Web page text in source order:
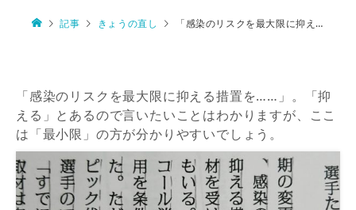
記事 きょうの直し 「感染のリスクを最大限に抑える」
「感染のリスクを最大限に抑える措置を……」。「抑
える」とあるので言いたいことはわかりますが、ここ
は「最小限」の方が分かりやすいでしょう。